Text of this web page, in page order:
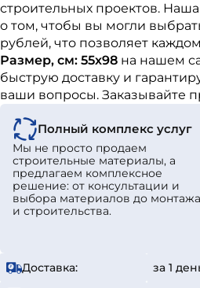
строительных проектов.
о том, чтобы вы могли
рублей, что позволяет
Размер, см: 55х98 на нашем
быструю доставку и
ваши вопросы. Заказывайте
Полный комплекс услуг
Мы не просто продаем
строительные материалы, а
предлагаем комплексное
решение: от консультации и
выбора материалов до монтажа
и строительства.
Доставка:
за 1